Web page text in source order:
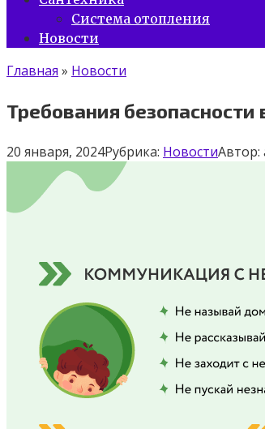
Система отопления
Новости
Главная » Новости
Требования
20 января, 2024Рубрика: НовостиАвтор: